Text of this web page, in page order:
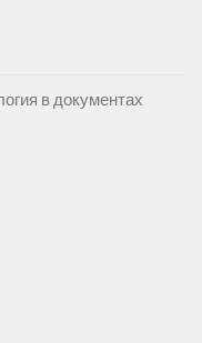
в документах